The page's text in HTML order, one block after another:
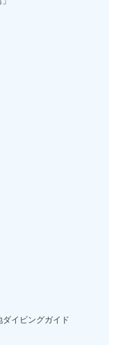
イビングガイド